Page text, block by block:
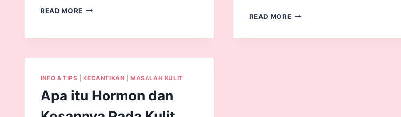
READ MORE
READ MORE
INFO & TIPS |KECANTIKAN |MASALAH KULIT
Apa itu Hormon dan